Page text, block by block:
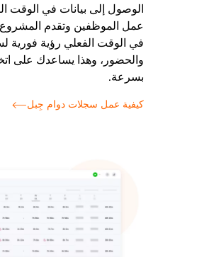
الوصول إلى بيانات في الوقت
عمل الموظفين وتقدم
في الوقت الفعلي رؤية فورية
والحضور، وهذا يساعدك على
بسرعة.
كيفية عمل سجلات دوام جِبل